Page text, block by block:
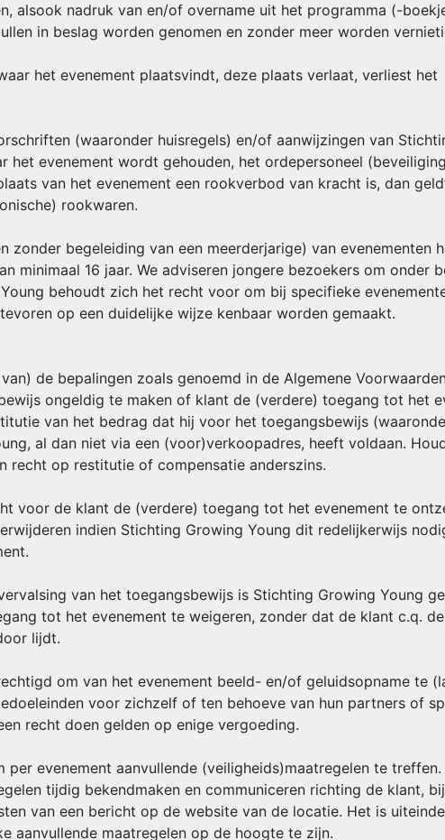
alsook nadruk van en/of overname uit het programma (-
in beslag worden genomen en zonder meer worden
het evenement plaatsvindt, deze plaats verlaat, verliest het
(waaronder huisregels) en/of aanwijzingen van
het evenement wordt gehouden, het ordepersoneel
van het evenement een rookverbod van kracht is, dan
rookwaren.
zonder begeleiding van een meerderjarige) van evenementen
minimaal 16 jaar. We adviseren jongere bezoekers om onder
behoudt zich het recht voor om bij specifieke
op een duidelijke wijze kenbaar worden gemaakt.
de bepalingen zoals genoemd in de Algemene
ongeldig te maken of klant de (verdere) toegang tot het
van het bedrag dat hij voor het toegangsbewijs
al dan niet via een (voor)verkoopadres, heeft voldaan.
recht op restitutie of compensatie anderszins.
voor de klant de (verdere) toegang tot het evenement te
indien Stichting Growing Young dit redelijkerwijs
van het toegangsbewijs is Stichting Growing Young
tot het evenement te weigeren, zonder dat de klant c.q.
lijdt.
om van het evenement beeld- en/of geluidsopname te
voor zichzelf of ten behoeve van hun partners of
recht doen gelden op enige vergoeding.
evenement aanvullende (veiligheids)maatregelen te
tijdig bekendmaken en communiceren richting de klant,
van een bericht op de website van de locatie. Het is
aanvullende maatregelen op de hoogte te zijn.